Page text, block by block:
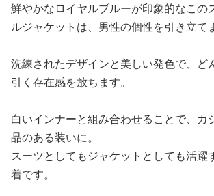
鮮やかなロイヤルブルーが印象的なこの
ルジャケットは、男性の個性を引き立て
洗練されたデザインと美しい発色で、ど
引く存在感を放ちます。
白いインナーと組み合わせることで、カ
品のある装いに。
スーツとしてもジャケットとしても活躍
着です。